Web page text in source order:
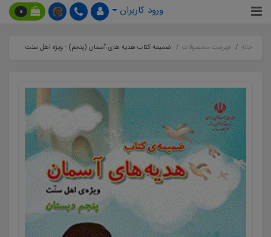
ورود کاربران 0
خانه فهرست محصولات ضمیمه کتاب هدیه های آسمان (پنجم) - ویژه اهل سنت